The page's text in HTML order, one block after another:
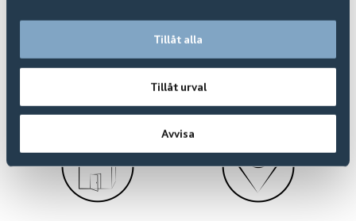
Tillåt alla
Tillåt urval
Avvisa